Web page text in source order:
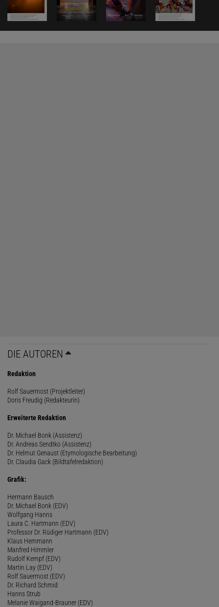
DIE AUTOREN
Redaktion
Rolf Sauermost (Projektleiter)
Doris Freudig (Redakteurin)
Erweiterte Redaktion
Dr. Michael Bonk (Assistenz)
Dr. Andreas Sendtko (Assistenz)
Dr. Helmut Genaust (Etymologische Bearbeitung)
Dr. Claudia Gack (Bildtafelredaktion)
Grafik:
Hermann Bausch
Dr. Michael Bonk (EDV)
Wolfgang Hanns
Laura C. Hartmann (EDV)
Professor Dr. Rüdiger Hartmann (EDV)
Klaus Hemmann
Manfred Himmler
Rudolf Kempf (EDV)
Martin Lay (EDV)
Rolf Sauermost (EDV)
Dr. Richard Schmid
Hanns Strub
Melanie Waigand-Brauner (EDV)